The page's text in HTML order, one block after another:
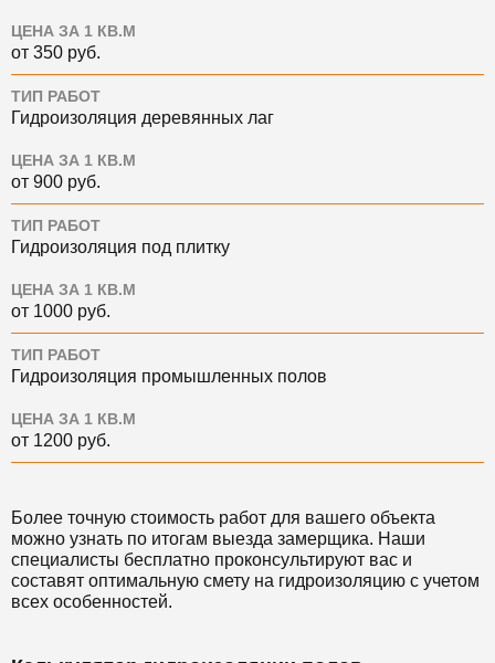
ЦЕНА ЗА 1 КВ.М
от 350 руб.
ТИП РАБОТ
Гидроизоляция деревянных лаг
ЦЕНА ЗА 1 КВ.М
от 900 руб.
ТИП РАБОТ
Гидроизоляция под плитку
ЦЕНА ЗА 1 КВ.М
от 1000 руб.
ТИП РАБОТ
Гидроизоляция промышленных полов
ЦЕНА ЗА 1 КВ.М
от 1200 руб.
Более точную стоимость работ для вашего объекта
можно узнать по итогам выезда замерщика. Наши
специалисты бесплатно проконсультируют вас и
составят оптимальную смету на гидроизоляцию с учетом
всех особенностей.